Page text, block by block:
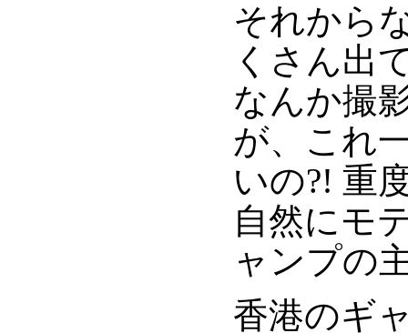
それから
くさん出
なんか撮
が、これ
いの?! 重
自然にモ
ャンプの
香港のギ